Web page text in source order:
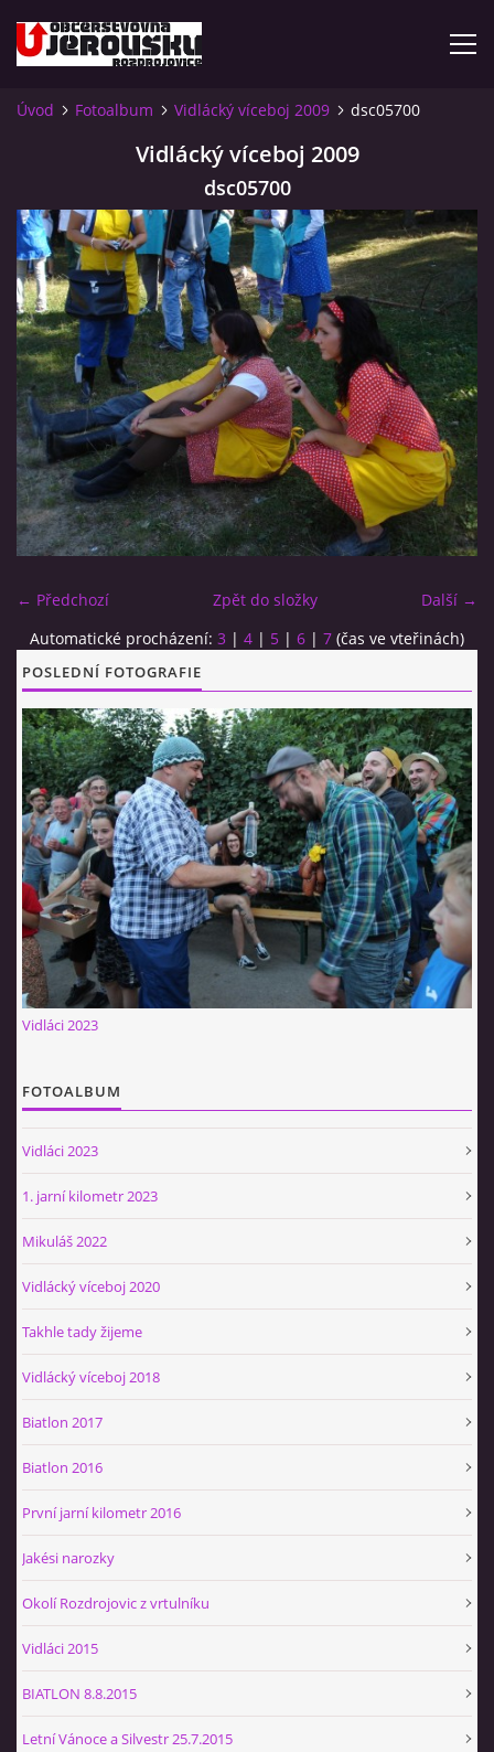
VIDLÁCKÝ VÍCEBOJ 2023 - VIDEO
OTEVÍRACÍ DOBA
VIDLÁCKÝ VÍCEBOJ 2020 - ČLÁNEK Z ROZDROJOVICKÉ
DRBNY 4/2020
VIDLÁCKÝ VÍCEBOJ 2020 - VIDEO
CO SI U NÁS DÁTE?
FOTOALBUM
CESTA KOLEM SVĚTA 2014 - VIDEO
VIDLÁCKÝ VÍCEBOJ 2023
CENÍK
Úvod Fotoalbum Vidlácký víceboj 2009 dsc05700
Vidlácký víceboj 2009
dsc05700
← Předchozí Další →
Zpět do složky
Automatické procházení: 3 | 4 | 5 | 6 | 7 (čas ve vteřinách)
POSLEDNÍ FOTOGRAFIE
Vidláci 2023
FOTOALBUM
Vidláci 2023
1. jarní kilometr 2023
Mikuláš 2022
Vidlácký víceboj 2020
Takhle tady žijeme
Vidlácký víceboj 2018
Biatlon 2017
Biatlon 2016
První jarní kilometr 2016
Jakési narozky
Okolí Rozdrojovic z vrtulníku
Vidláci 2015
BIATLON 8.8.2015
Letní Vánoce a Silvestr 25.7.2015